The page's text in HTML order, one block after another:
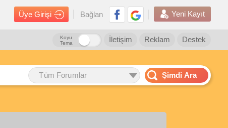
Üye Girişi Bağlan Yeni Kayıt
Destek
Reklam
İletişim
Koyu
Tema
Tüm Forumlar Şimdi Ara